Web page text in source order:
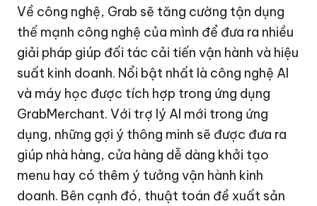
Về công nghệ, Grab sẽ tăng cường tận dụng
thế mạnh công nghệ của mình để đưa ra nhiều
giải pháp giúp đối tác cải tiến vận hành và hiệu
suất kinh doanh. Nổi bật nhất là công nghệ AI
và máy học được tích hợp trong ứng dụng
GrabMerchant. Với trợ lý AI mới trong ứng
dụng, những gợi ý thông minh sẽ được đưa ra
giúp nhà hàng, cửa hàng dễ dàng khởi tạo
menu hay có thêm ý tưởng vận hành kinh
doanh. Bên cạnh đó, thuật toán đề xuất sản